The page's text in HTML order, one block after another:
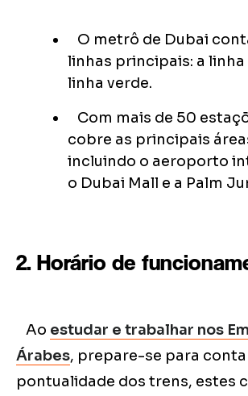
O metrô de Dubai
linhas principais: a linha
linha verde.
Com mais de 50
cobre as principais
incluindo o aeroporto
o Dubai Mall e a Palm
2. Horário de
Ao estudar e trabalhar nos
Árabes, prepare-se para
pontualidade dos trens, estes